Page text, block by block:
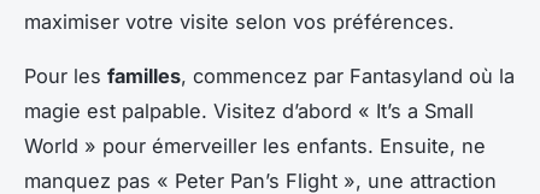
maximiser votre visite selon vos préférences.
Pour les familles, commencez par Fantasyland où la
magie est palpable. Visitez d’abord « It’s a Small
World » pour émerveiller les enfants. Ensuite, ne
manquez pas « Peter Pan’s Flight », une attraction